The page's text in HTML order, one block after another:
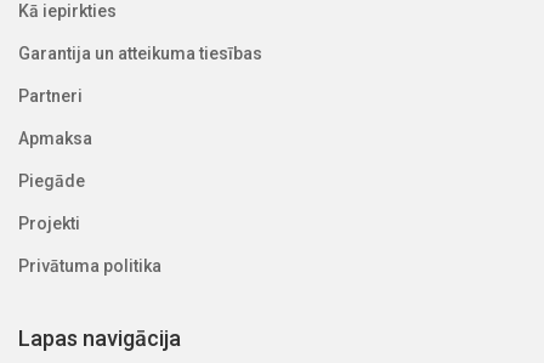
Kā iepirkties
Garantija un atteikuma tiesības
Partneri
Apmaksa
Piegāde
Projekti
Privātuma politika
Lapas navigācija